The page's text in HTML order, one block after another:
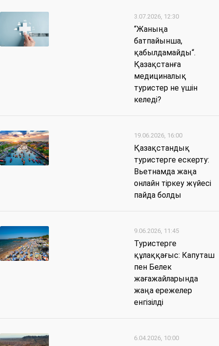
3.07.2026, 12:30
“Жаныңа
батпайынша,
қабылдамайды“.
Қазақстанға
медициналық
туристер не үшін
келеді?
19.06.2026, 16:00
Қазақстандық
туристерге ескерту:
Вьетнамда жаңа
онлайн тіркеу жүйесі
пайда болды
9.06.2026, 11:45
Туристерге
құлаққағыс: Капуташ
пен Белек
жағажайларында
жаңа ережелер
енгізілді
6.04.2026, 10:00